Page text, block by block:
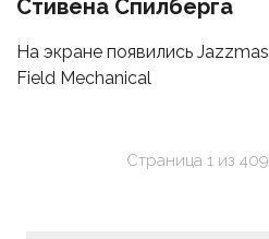
Стивена Спилберга
На экране появились
Field Mechanical
Страница 1из 409